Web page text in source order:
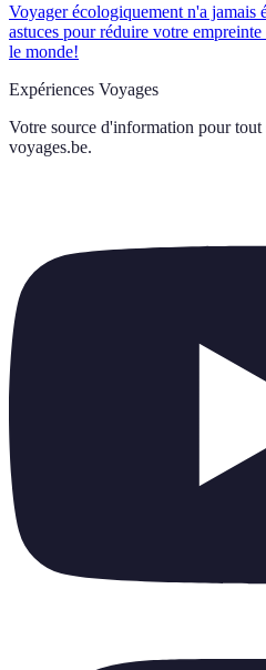
Voyager écologiquement n'a jamais
astuces pour réduire votre
le monde!
Expériences Voyages
Votre source d'information pour tout
voyages.be.